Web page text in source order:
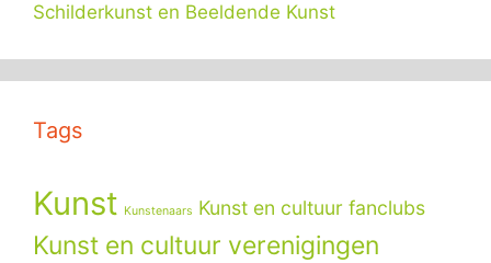
Schilderkunst en Beeldende Kunst
Tags
Kunst Kunstenaars Kunst en cultuur fanclubs
Kunst en cultuur verenigingen